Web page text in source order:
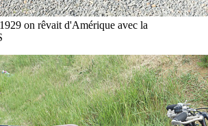
on rêvait d'Amérique avec la